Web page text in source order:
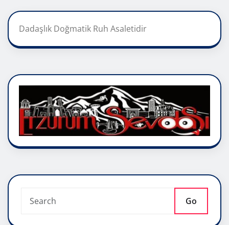
Dadaşlık Doğmatik Ruh Asaletidir
Go